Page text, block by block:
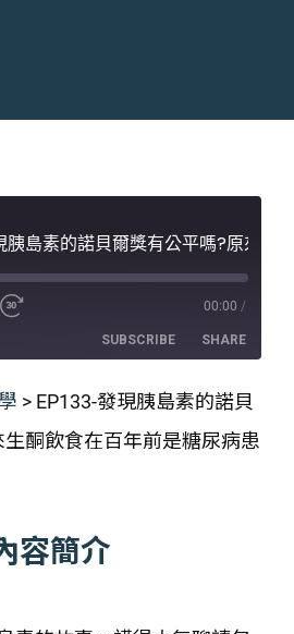
00:00 /
SUBSCRIBE SHARE
> EP133-發現胰島素的諾貝
酮飲食在百年前是糖尿病患
容簡介